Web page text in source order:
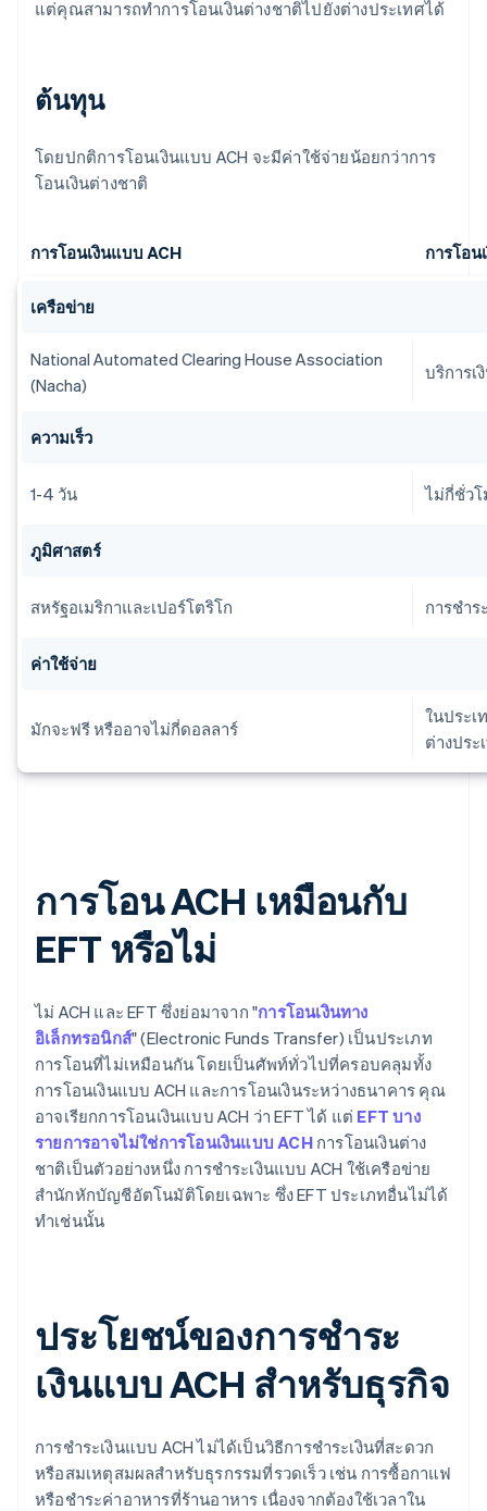
แต่คุณสามารถทำการโอนเงินต่างชาติไปยังต่างประเทศได้
ต้นทุน
โดยปกติการโอนเงินแบบ ACH จะมีค่าใช้จ่ายน้อยกว่าการ
โอนเงินต่างชาติ
การโอนเงินแบบ ACH การโอน
เครือข่าย
National Automated Clearing House Association
(Nacha)
บริการเ
ความเร็ว
1-4 วัน ไม่กี่ชั่วโ
ภูมิศาสตร์
สหรัฐอเมริกาและเปอร์โตริโก การชำร
ค่าใช้จ่าย
มักจะฟรี หรืออาจไม่กี่ดอลลาร์
ในประเ
ต่างประ
การโอน ACH เหมือนกับ
EFT หรือไม่
ไม่ ACH และ EFT ซึ่งย่อมาจาก "การโอนเงินทาง
อิเล็กทรอนิกส์" (Electronic Funds Transfer) เป็นประเภท
การโอนที่ไม่เหมือนกัน โดยเป็นศัพท์ทั่วไปที่ครอบคลุมทั้ง
การโอนเงินแบบ ACH และการโอนเงินระหว่างธนาคาร คุณ
อาจเรียกการโอนเงินแบบ ACH ว่า EFT ได้ แต่ EFT บาง
รายการอาจไม่ใช่การโอนเงินแบบ ACHการโอนเงินต่าง
ชาติเป็นตัวอย่างหนึ่ง การชำระเงินแบบ ACH ใช้เครือข่าย
สำนักหักบัญชีอัตโนมัติโดยเฉพาะ ซึ่ง EFT ประเภทอื่นไม่ได้
ทำเช่นนั้น
ประโยชน์ของการชำระ
เงินแบบ ACH สำหรับธุรกิจ
การชำระเงินแบบ ACH ไม่ได้เป็นวิธีการชำระเงินที่สะดวก
หรือสมเหตุสมผลสำหรับธุรกรรมที่รวดเร็ว เช่น การซื้อกาแฟ
หรือชำระค่าอาหารที่ร้านอาหาร เนื่องจากต้องใช้เวลาใน